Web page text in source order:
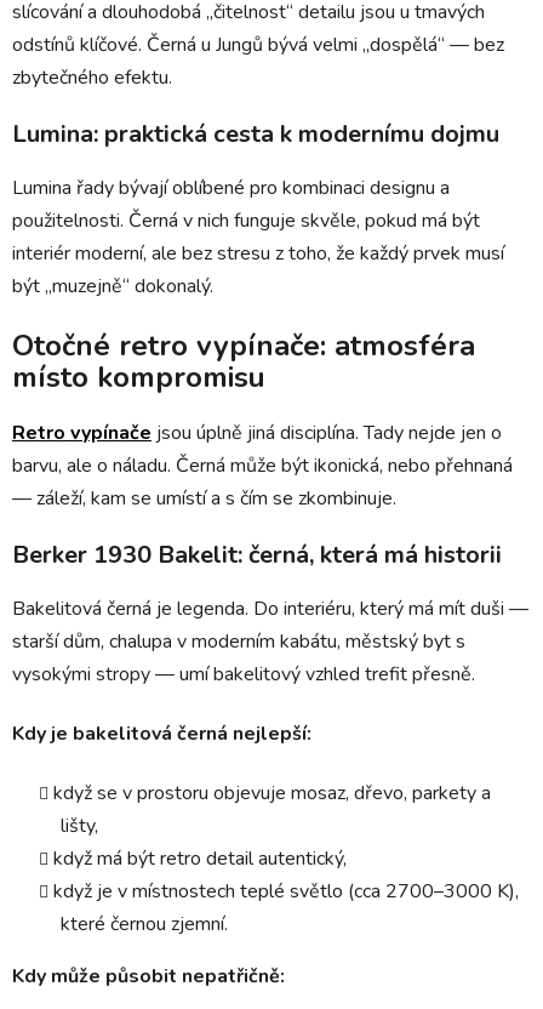
slícování a dlouhodobá „čitelnost“ detailu jsou u tmavých
odstínů klíčové. Černá u Jungů bývá velmi „dospělá“ — bez
zbytečného efektu.
Lumina: praktická cesta k modernímu dojmu
Lumina řady bývají oblíbené pro kombinaci designu a
použitelnosti. Černá v nich funguje skvěle, pokud má být
interiér moderní, ale bez stresu z toho, že každý prvek musí
být „muzejně“ dokonalý.
Otočné retro vypínače: atmosféra
místo kompromisu
Retro vypínače jsou úplně jiná disciplína. Tady nejde jen o
barvu, ale o náladu. Černá může být ikonická, nebo přehnaná
— záleží, kam se umístí a s čím se zkombinuje.
Berker 1930 Bakelit: černá, která má historii
Bakelitová černá je legenda. Do interiéru, který má mít duši —
starší dům, chalupa v moderním kabátu, městský byt s
vysokými stropy — umí bakelitový vzhled trefit přesně.
Kdy je bakelitová černá nejlepší:
když se v prostoru objevuje mosaz, dřevo, parkety a
lišty,
když má být retro detail autentický,
když je v místnostech teplé světlo (cca 2700–3000 K),
které černou zjemní.
Kdy může působit nepatřičně: